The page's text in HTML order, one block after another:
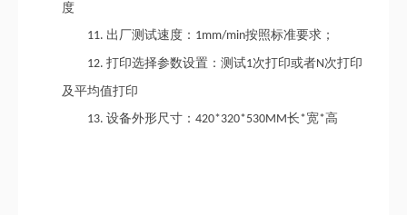
度
11. 出厂测试速度： 1mm/min按照标准要求；
12. 打印选择参数设置：测试1次打印或者N次打印
及平均值打印
13. 设备外形尺寸： 420*320*530MM长*宽*高